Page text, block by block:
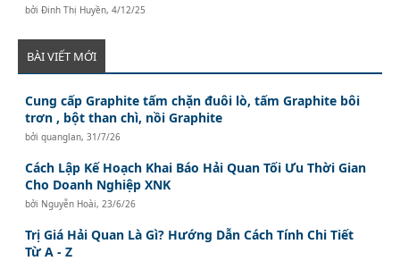
bởiĐinh Thị Huyền,4/12/25
BÀI VIẾT MỚI
Cung cấp Graphite tấm chặn đuôi lò, tấm Graphite bôi
trơn , bột than chì, nồi Graphite
bởiquanglan,31/7/26
Cách Lập Kế Hoạch Khai Báo Hải Quan Tối Ưu Thời Gian
Cho Doanh Nghiệp XNK
bởi Nguyễn Hoài,23/6/26
Trị Giá Hải Quan Là Gì? Hướng Dẫn Cách Tính Chi Tiết
Từ A - Z